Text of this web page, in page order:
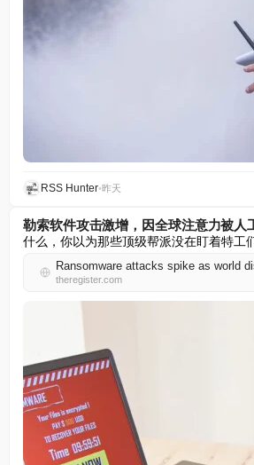
RSS Hunter•昨天
勒索软件攻击激增，因全球注意力被人
什么，你以为那些顶级帮派没在盯着特工
theregister.com